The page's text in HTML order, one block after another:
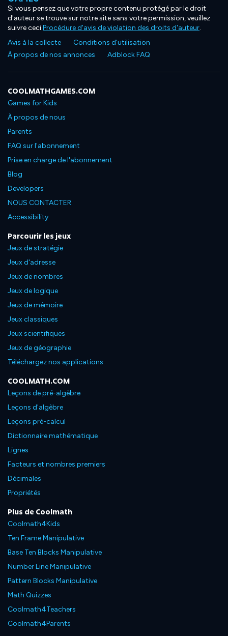
Si vous pensez que votre propre contenu protégé par le droit
d'auteur se trouve sur notre site sans votre permission, veuillez
suivre ceciProcédure d'avis de violation des droits d'auteur.
Avis à la collecte
Conditions d'utilisation
À propos de nos annonces
Adblock FAQ
COOLMATHGAMES.COM
Games for Kids
À propos de nous
Parents
FAQ sur l'abonnement
Prise en charge de l'abonnement
Blog
Developers
NOUS CONTACTER
Accessibility
Parcourir les jeux
Jeux de stratégie
Jeux d'adresse
Jeux de nombres
Jeux de logique
Jeux de mémoire
Jeux classiques
Jeux scientifiques
Jeux de géographie
Téléchargez nos applications
COOLMATH.COM
Leçons de pré-algèbre
Leçons d'algèbre
Leçons pré-calcul
Dictionnaire mathématique
Lignes
Facteurs et nombres premiers
Décimales
Propriétés
Plus de Coolmath
Coolmath4Kids
Ten Frame Manipulative
Base Ten Blocks Manipulative
Number Line Manipulative
Pattern Blocks Manipulative
Math Quizzes
Coolmath4Teachers
Coolmath4Parents